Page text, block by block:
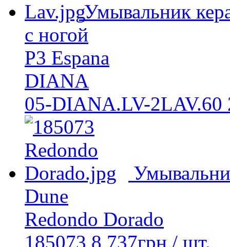
Умывальник
с ногой
P3 Espana
DIANA
05-DIANA.LV-2LAV.60
Dune
Redondo Dorado
185073 8 737грн / шт.